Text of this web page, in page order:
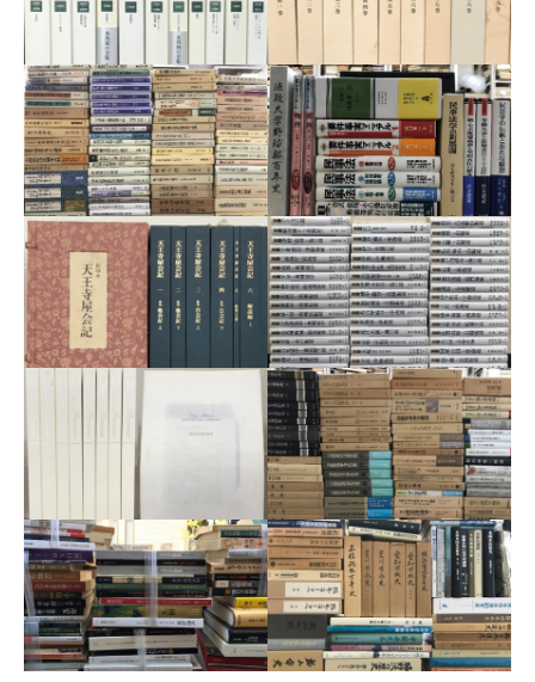
集
宅配買取/
民法関係法
律書
宅配買取/
街道の日本
史
出張買取/
キリスト教
宅配買取/
土木水利史
など